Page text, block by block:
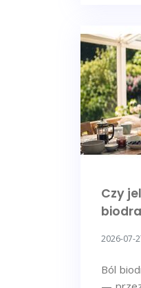
Czy
2026-07-
Ból